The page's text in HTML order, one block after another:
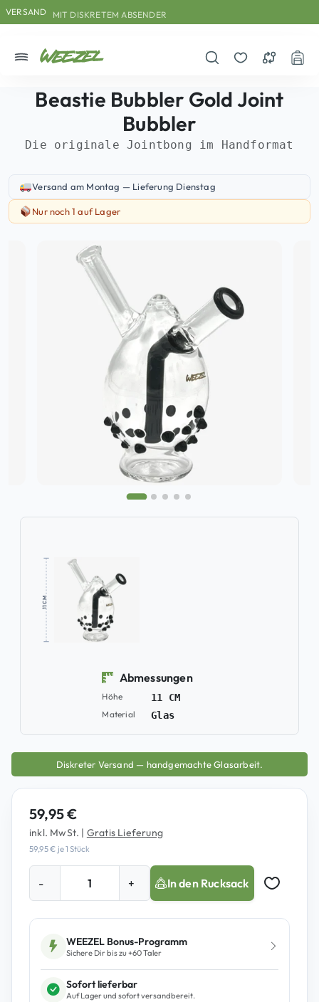
Skip to main content
Direkt zum Inhalt
Weiter zum Footer
VERSAND MIT DISKRETEM ABSENDER
Beastie Bubbler Gold Joint
Bubbler
Die originale Jointbong im Handformat
Versand am Montag — Lieferung Dienstag
Versand-Information: Versand am Montag — Lieferung Dienstag
Nur noch 1 auf Lager
Nur noch 1 auf Lager
11 CM
Abmessungen
Höhe 11 CM
Material Glas
Diskreter Versand — handgemachte Glasarbeit.
59,95€
inkl. MwSt. | Gratis Lieferung
59,95€ je 1 Stück
-
s
+ In den Rucksack
Auf
WEEZEL Bonus-Programm
Sichere Dir bis zu +60Taler
Sofort lieferbar
Auf Lager und sofort versandbereit.